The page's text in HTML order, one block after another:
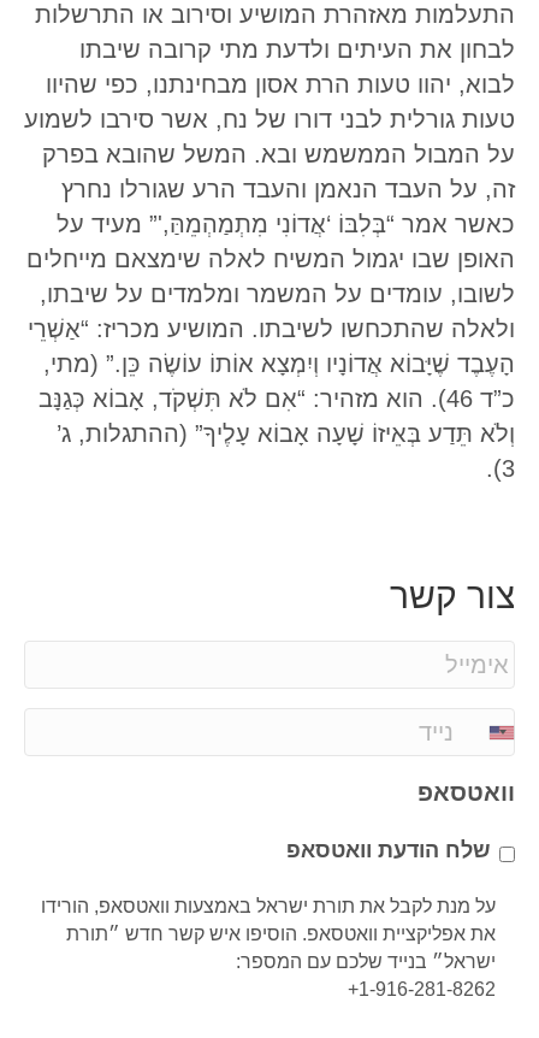
התעלמות מאזהרת המושיע וסירוב או התרשלות
לבחון את העיתים ולדעת מתי קרובה שיבתו
לבוא, יהוו טעות הרת אסון מבחינתנו, כפי שהיוו
טעות גורלית לבני דורו של נח, אשר סירבו לשמוע
על המבול הממשמש ובא. המשל שהובא בפרק
זה, על העבד הנאמן והעבד הרע שגורלו נחרץ
כאשר אמר “בְּלִבּוֹ ‘אֲדוֹנִי מִתְמַהְמֵהַּ,'” מעיד על
האופן שבו יגמול המשיח לאלה שימצאם מייחלים
לשובו, עומדים על המשמר ומלמדים על שיבתו,
ולאלה שהתכחשו לשיבתו. המושיע מכריז: “אַשְׁרֵי
הָעֶבֶד שֶׁיָּבוֹא אֲדוֹנָיו וְיִמְצָא אוֹתוֹ עוֹשֶׂה כֵּן.” (מתי,
כ”ד 46). הוא מזהיר: “אִם לֹא תִּשְׁקֹד, אָבוֹא כְּגַנָּב
וְלֹא תֵּדַע בְּאֵיזוֹ שָׁעָה אָבוֹא עָלֶיךָ” (ההתגלות, ג’
3).
צור קשר
וואטסאפ
שלח הודעת וואטסאפ
על מנת לקבל את תורת ישראל באמצעות וואטסאפ, הורידו
את אפליקציית וואטסאפ. הוסיפו איש קשר חדש ״תורת
ישראל״ בנייד שלכם עם המספר:
1-916-281-8262+